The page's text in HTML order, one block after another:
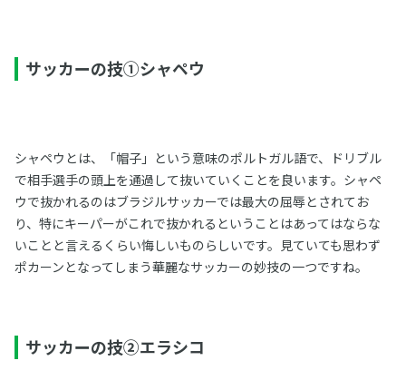
サッカーの技①シャペウ
シャペウとは、「帽子」という意味のポルトガル語で、ドリブル
で相手選手の頭上を通過して抜いていくことを良います。シャペ
ウで抜かれるのはブラジルサッカーでは最大の屈辱とされてお
り、特にキーパーがこれで抜かれるということはあってはならな
いことと言えるくらい悔しいものらしいです。見ていても思わず
ポカーンとなってしまう華麗なサッカーの妙技の一つですね。
サッカーの技②エラシコ